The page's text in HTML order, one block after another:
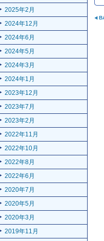
2025年2月
2024年12月
2024年6月
2024年5月
2024年3月
2024年1月
2023年12月
2023年7月
2023年2月
2022年11月
2022年10月
2022年8月
2022年6月
2020年7月
2020年5月
2020年3月
2019年11月